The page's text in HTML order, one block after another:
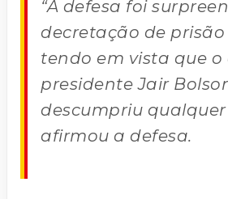
“A defesa foi
decretação de
tendo em vista que o
presidente Jair
descumpriu qualquer
afirmou a defesa.